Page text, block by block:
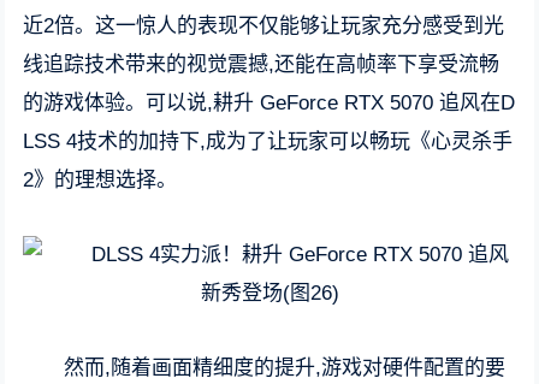
近2倍。这一惊人的表现不仅能够让玩家充分感受到光
线追踪技术带来的视觉震撼,还能在高帧率下享受流畅
的游戏体验。可以说,耕升 GeForce RTX 5070 追风在D
LSS 4技术的加持下,成为了让玩家可以畅玩《心灵杀手
2》的理想选择。
然而,随着画面精细度的提升,游戏对硬件配置的要